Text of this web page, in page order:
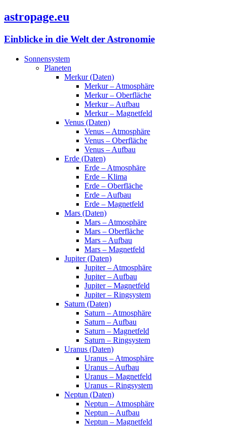
astropage.eu
Einblicke in die Welt der Astronomie
Sonnensystem
Planeten
Merkur (Daten)
Merkur – Atmosphäre
Merkur – Oberfläche
Merkur – Aufbau
Merkur – Magnetfeld
Venus (Daten)
Venus – Atmosphäre
Venus – Oberfläche
Venus – Aufbau
Erde (Daten)
Erde – Atmosphäre
Erde – Klima
Erde – Oberfläche
Erde – Aufbau
Erde – Magnetfeld
Mars (Daten)
Mars – Atmosphäre
Mars – Oberfläche
Mars – Aufbau
Mars – Magnetfeld
Jupiter (Daten)
Jupiter – Atmosphäre
Jupiter – Aufbau
Jupiter – Magnetfeld
Jupiter – Ringsystem
Saturn (Daten)
Saturn – Atmosphäre
Saturn – Aufbau
Saturn – Magnetfeld
Saturn – Ringsystem
Uranus (Daten)
Uranus – Atmosphäre
Uranus – Aufbau
Uranus – Magnetfeld
Uranus – Ringsystem
Neptun (Daten)
Neptun – Atmosphäre
Neptun – Aufbau
Neptun – Magnetfeld